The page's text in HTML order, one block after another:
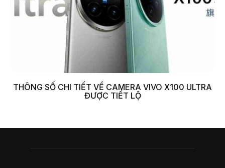
THÔNG SỐ CHI TIẾT VỀ CAMERA VIVO X100 ULTRA
ĐƯỢC TIẾT LỘ